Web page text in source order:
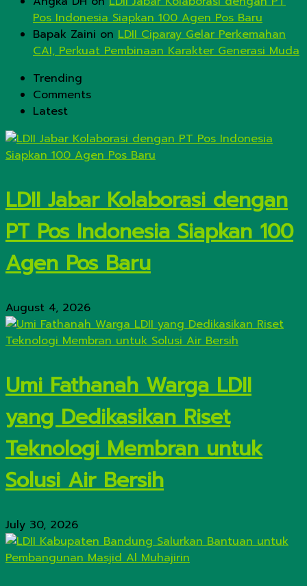
Pos Indonesia Siapkan 100 Agen Pos Baru
Bapak Zaini on LDII Ciparay Gelar Perkemahan
CAI, Perkuat Pembinaan Karakter Generasi Muda
Trending
Comments
Latest
LDII Jabar Kolaborasi dengan
PT Pos Indonesia Siapkan 100
Agen Pos Baru
August 4, 2026
Umi Fathanah Warga LDII
yang Dedikasikan Riset
Teknologi Membran untuk
Solusi Air Bersih
July 30, 2026